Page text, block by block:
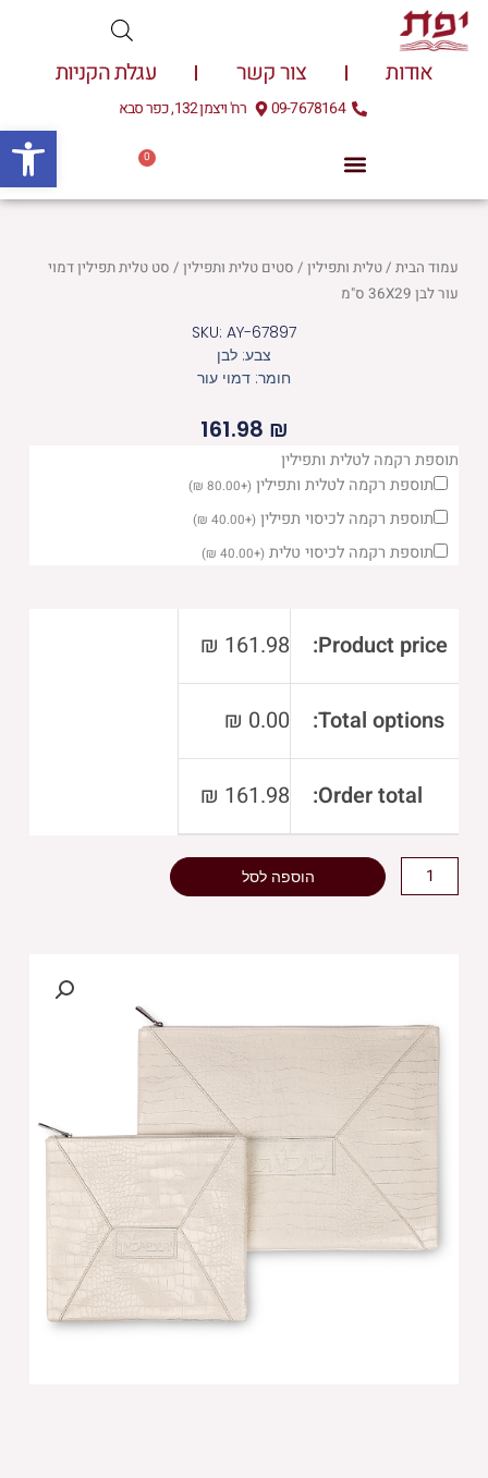
דילוג
לתוכן
אודות צור קשר עגלת הקניות
09-7678164 רח' ויצמן 132, כפר סבא
0
עגלת
עמוד הבית/טלית ותפילין/ סטים טלית ותפילין/ סט טלית תפילין דמוי
עור לבן 36X29 ס"מ
SKU: AY-67897
צבע: לבן
חומר: דמוי עור
161.98 ₪
תוספת רקמה לטלית ותפילין
תוספת רקמה לטלית ותפילין (
+
80.00
₪
)
תוספת רקמה לכיסוי תפילין (
+
40.00
₪
)
תוספת רקמה לכיסוי טלית (
+
40.00
₪
)
Product price:
161.98
₪
Total options:
0.00
₪
Order total:
161.98
₪
כמות
של
סט
טלית
עור
ס"מ
הוספה לסל